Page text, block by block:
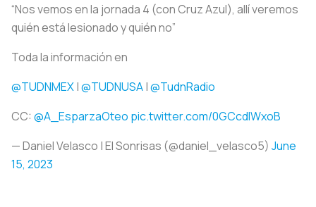
“Nos vemos en la jornada 4 (con Cruz Azul), allí veremos
quién está lesionado y quién no”
Toda la información en
@TUDNMEX|@TUDNUSA|@TudnRadio
CC: @A_EsparzaOteo pic.twitter.com/0GCcdlWxoB
— Daniel Velasco | El Sonrisas (@daniel_velasco5) June
15, 2023